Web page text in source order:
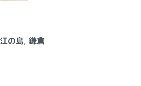
江の島, 鎌倉